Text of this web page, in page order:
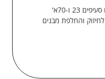
תוכנית להתחדשות מבנית מכוח סעיפים 23 ו-70א'
והחלפת מבנים